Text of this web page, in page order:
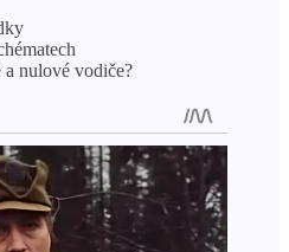
a nulové vodiče?